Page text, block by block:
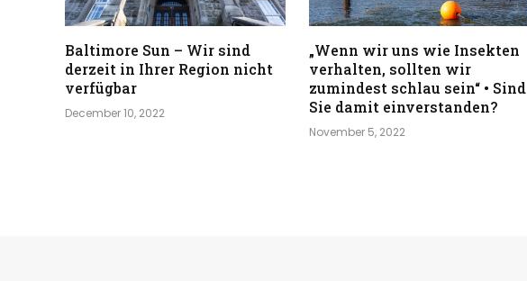
Baltimore Sun – Wir sind
derzeit in Ihrer Region nicht
verfügbar
December 10, 2022
„Wenn wir uns wie Insekten
verhalten, sollten wir
zumindest schlau sein“ • Sind
Sie damit einverstanden?
November 5, 2022